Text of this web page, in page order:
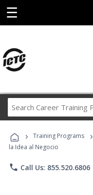
☰
› Training Programs ›
la Idea al Negocio
phone Call Us: 855.520.6806